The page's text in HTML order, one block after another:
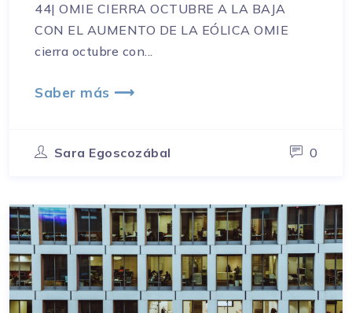
44| OMIE CIERRA OCTUBRE A LA BAJA
CON EL AUMENTO DE LA EÓLICA OMIE
cierra octubre con...
Saber más ⟶
Sara Egoscozábal 0